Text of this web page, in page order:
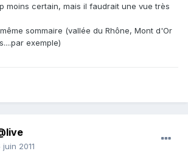
moins certain, mais il faudrait une vue très
sommaire (vallée du Rhône, Mont d'Or
exemple)
juin 2011